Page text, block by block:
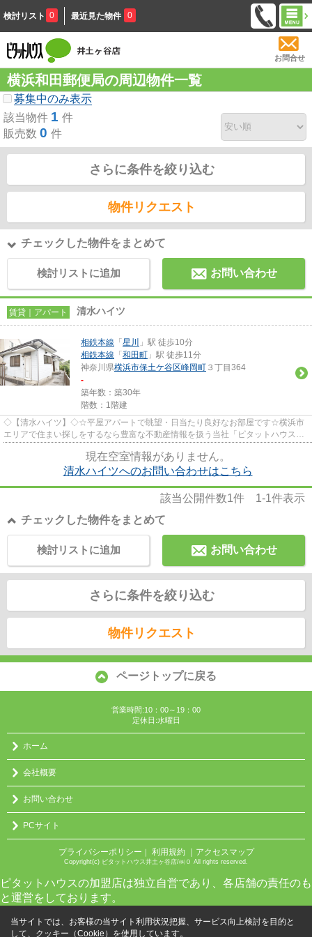
検討リスト 0 最近見た物件 0
お問合せ
横浜和田郵便局の周辺物件一覧
募集中のみ表示
該当物件 1 件
販売数 0 件
さらに条件を絞り込む
物件リクエスト
チェックした物件をまとめて
検討リストに追加 お問い合わせ
賃貸｜アパート 清水ハイツ
相鉄本線 「 星川
」駅 徒歩10分
相鉄本線 「 和田町 」駅 徒歩11分
神奈川県横浜市保土ケ谷区峰岡町 ３丁目364
-
築年数：築30年
階数：1階建
◇【清水ハイツ】◇☆平屋アパートで眺望・日当たり良好なお部屋です☆横浜市
エリアで住まい探しをするなら豊富な不動産情報を扱う当社「ピタットハウス井
現在空室情報がありません。
清水ハイツへのお問い合わせはこちら
該当公開件数1件 1-1件表示
チェックした物件をまとめて
お問い合わせ
検討リストに追加
さらに条件を絞り込む
物件リクエスト
ページトップに戻る
営業時間:10：00～19：00
定休日:水曜日
ホーム
会社概要
お問い合わせ
PCサイト
プライバシーポリシー ｜ 利用規約 ｜アクセスマップ
Copyright(c) ピタットハウス井土ヶ谷店/㈱０ All rights reserved.
ピタットハウスの加盟店は独立自営であり、各店舗の責任のも
と運営をしております。
当サイトでは、お客様の当サイト利用状況把握、サービス向上検討を目的と
して、クッキー（Cookie）を使用しています。